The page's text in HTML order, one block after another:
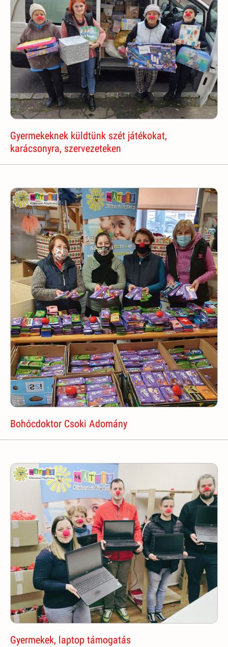
Gyermekeknek küldtünk szét játékokat,
karácsonyra, szervezeteken
Bohócdoktor Csoki Adomány
Gyermekek, laptop támogatás